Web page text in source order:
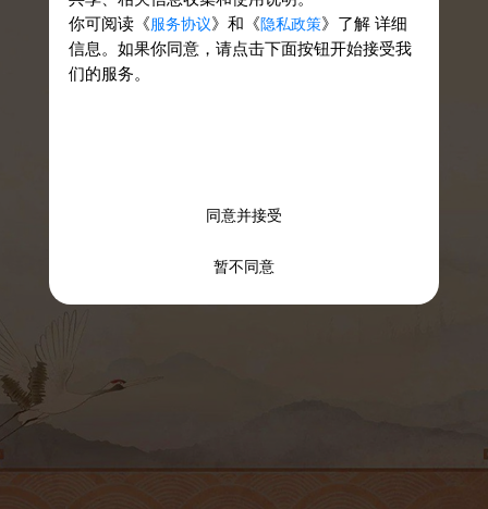
你可阅读《服务协议》和《隐私政策》了解 详细
信息。如果你同意，请点击下面按钮开始接受我
们的服务。
同意并接受
暂不同意